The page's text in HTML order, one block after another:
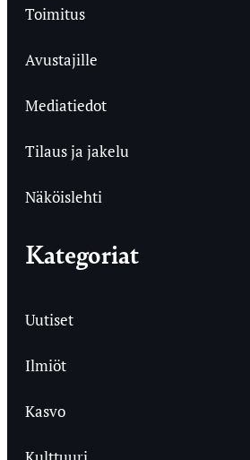
Toimitus
Avustajille
Mediatiedot
Tilaus ja jakelu
Näköislehti
Kategoriat
Uutiset
Ilmiöt
Kasvo